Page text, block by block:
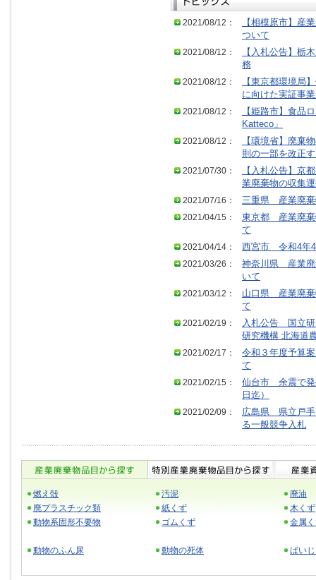
2021/08/12：
【相模原市】産
ついて
2021/08/12：
【入札公告】栃
務
2021/08/12：
【東京都環境局
に向けた実証事
2021/08/12：
【姫路市】食品
Katteco」
2021/08/12：
【環境省】廃棄
則の一部を改正
2021/07/30：
【入札公告】京
業廃棄物の収集
2021/07/16：
三重県 産業廃棄
2021/04/15：
東京都 産業廃棄
て
2021/04/14：
西宮市 令和4年4
2021/03/26：
神奈川県 産業廃
いて
2021/03/12：
山口県 産業廃棄
て
2021/02/19：
入札公告 国立研
研究機構 北海道
2021/02/17：
令和３年度予算
て
2021/02/15：
仙台市 余震で発
日迄）
2021/02/09：
広島県 県立戸手
る一般競争入札
燃え殻 汚泥
廃油
廃プラスチック類
紙くず
木くず
動物系固形不要物
ゴムくず 金属
動物のふん尿 動物の死体 ばい